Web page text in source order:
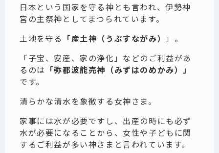
日本という国家を守る神とも言われ、伊勢神
宮の主祭神としてまつられています。
土地を守る 「産土神（うぶすながみ）
」。
「子宝、安産、家の浄化」などのご利益があ
るのは 「弥都波能売神（みずはのめかみ）」
です。
清らかな清水を象徴する女神さま。
家事には水が必要ですし、出産の時にも必ず
水が必要になることから、女性や子どもに関
するご利益が多い神さまと言われています。